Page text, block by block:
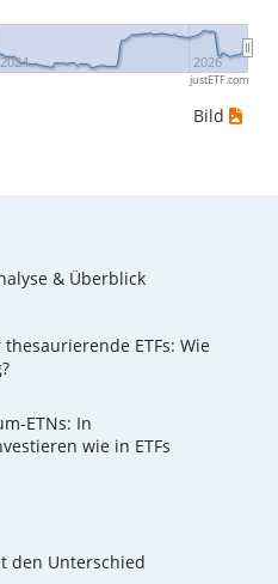
Abfolge der täglichen
5€, 12€, 20€. In diesem
Verlust erlitten,
für ETFs beinhalten
2024 2026
justETF.com
Bild
& Überblick
ETFs: Wie
ETNs: In
wie in ETFs
den Unterschied